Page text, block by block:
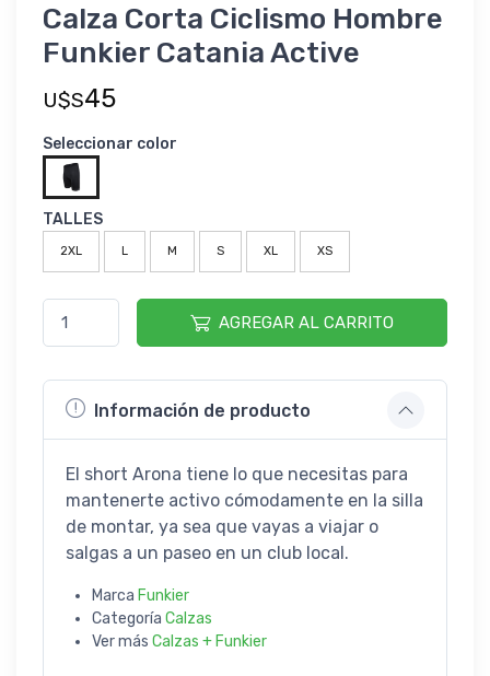
Calza Corta Ciclismo Hombre
Funkier Catania Active
U$S45
Seleccionar color
TALLES
2XL L M S XL XS
AGREGAR AL CARRITO
Información de producto
El short Arona tiene lo que necesitas para
mantenerte activo cómodamente en la silla
de montar, ya sea que vayas a viajar o
salgas a un paseo en un club local.
Marca Funkier
Categoría Calzas
Ver más Calzas + Funkier